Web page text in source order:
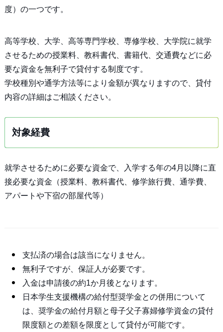
度）の一つです。
高等学校、大学、高等専門学校、専修学校、大学院に就学
させるための授業料、教科書代、書籍代、交通費などに必
要な資金を無利子で貸付する制度です。
学校種別や通学方法等により金額が異なりますので、貸付
内容の詳細はご相談ください。
対象経費
就学させるために必要な資金で、入学する年の4月以降に直
接必要な資金（授業料、教科書代、修学旅行費、通学費、
アパートや下宿の部屋代等）
支払済の場合は該当になりません。
無利子ですが、保証人が必要です。
入金は申請後の約1か月後となります。
日本学生支援機構の給付型奨学金との併用について
は、奨学金の給付月額と母子父子寡婦修学資金の貸付
限度額との差額を限度として貸付が可能です。